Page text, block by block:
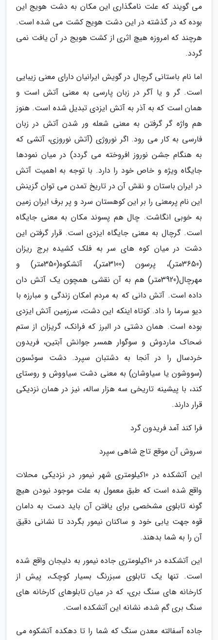
می گویند که علت نامگذاری این مکان به دشت هویج این
بوده که در گذشته در این دشت هویج کشت می شده است.
هرچند که امروزه هیچ اثری از کشت هویج در آن یافت نمی
گردد.
اما نام باستانی گرچال در گویش ایرانیان دارای معنی زیبایی
است. گر و یا آگر در زبان پارسی به معنی آتش است و
همان است که به آذر به آتش ایزدی تبدیل شده است. هنوز
هم واژه گر گرفتن به معنی شعله ور شدن آتش در زبان
فارسی به کار می رود. اگر نوروژی (آتش نوروزی، آتشی که
به هنگام جشن نوروز افروخته می گردد) در میان نمودها
جایگاه ویژه و خاص خود را دارد. با توجه به اهمیت آتش
در ایران باستان و نقش آن در تاریخ تمدن می توان گزینش
این نام پرمعنی را بر این کوهستان سرد و پر برف ایران زمین
به خوبی انگاشت. چال هم پسوند مکان به معنی جایگاه
است. گرچال به معنی جایگاه ایزدی است. قرار گرفتن این
دشت در میان کوه های سر به فلک کشیده برج ریزان
(3650متر)، پرسون (3100متر)، آتشکوه(350متر) و
مهرچال(3920متر) هم به آن نقشی همچون یک آتش دان
داده است. آتش دانی که به مردم امکان زندگی و مبارزه با
دیو سرما را داد. کوتاه اینکه این دشت، سرزمین آتش ایزدی
بوده است. همان دشتی در البرز که فرانک، گریزان از ستم
ضحاک ماردوش و سوگوار همسر جوانش آبتین، فریدون
خردسال را در آنجا به دشتبان سپرد. دشت سوئسون
(سووشون یا سیاوشان) به معنی دشت سیاووش و روستای
کند، با پیشینه تاریخی سه هزار ساله، نیز در همان نزدیکی
قرار دارند.
فرا کند آمد فریدون گرد
سروش آن موقع تاج شاهی سپرد
این آتشکده در 10کیلومتری شهر نیمور در نزدیکی محلات
واقع شده است که طبق معمول به علت موجود نبودن هیچ
گونه تابلوی مشخصی برای یافتن آن باید دست به دامان
قوه جهت یابی خود و ساکنان نیمور بگردد تا نشانی دقیق
آن را به شما بدهند.
این آتشکده در 10کیلومتری جاده نیمور به دلیجان واقع شده
است. تنها یک تابلوی سبزرنگ بسیار کوچک، پیش از
کارخانه های سنگ بری، که در میان تابلوهای کارخانه های
سنگ بری گم شده، نشانه این آتشکده است.
جاده آسفالته معدن سنگ که شما را تا دهکده آتشکوه می